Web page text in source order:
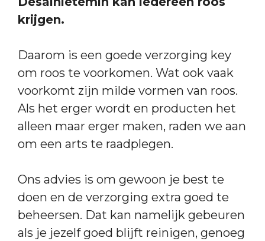
krijgen.
Daarom is een goede verzorging key
om roos te voorkomen. Wat ook vaak
voorkomt zijn milde vormen van roos.
Als het erger wordt en producten het
alleen maar erger maken, raden we aan
om een arts te raadplegen.
Ons advies is om gewoon je best te
doen en de verzorging extra goed te
beheersen. Dat kan namelijk gebeuren
als je jezelf goed blijft reinigen, genoeg